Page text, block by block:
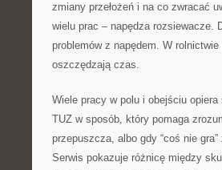
zmiany przełożeń i na co zwracać
wielu prac – napędza rozsiewacze.
problemów z napędem. W
oszczędzają czas.
Wiele pracy w polu i obejściu
TUZ w sposób, który pomaga
przepuszcza, albo gdy “coś nie
Serwis pokazuje różnicę między